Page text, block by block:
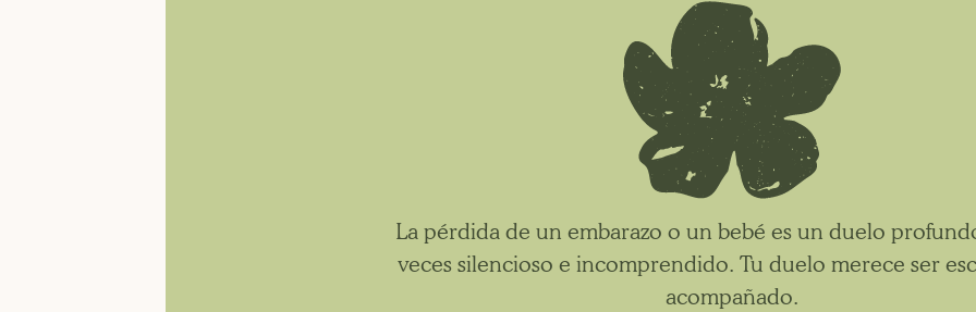
La pérdida de un embarazo o un bebé es un duelo
veces silencioso e incomprendido. Tu duelo merece ser
acompañado.